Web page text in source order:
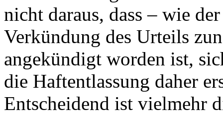
nicht daraus, dass – wie
Verkündung des Urteils
angekündigt worden ist,
die Haftentlassung daher
Entscheidend ist vielmehr